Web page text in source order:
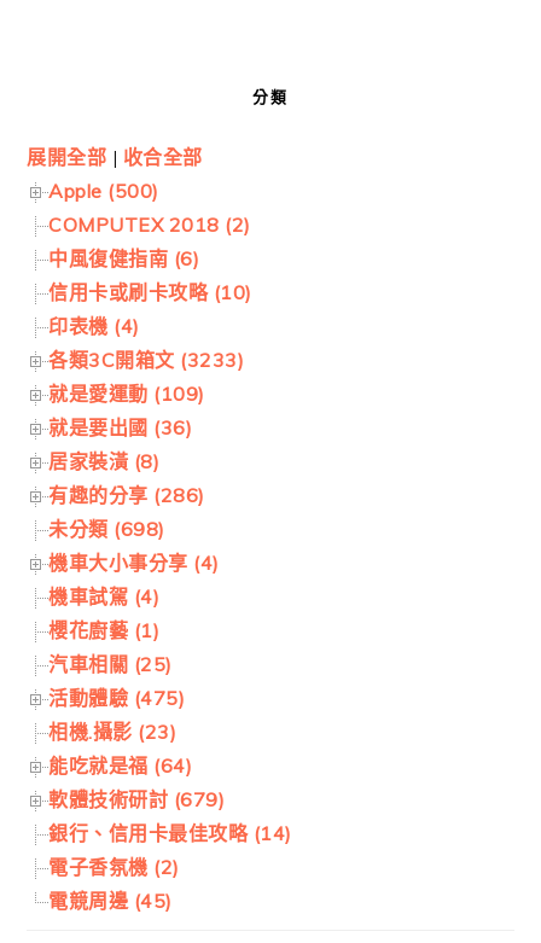
分類
展開全部 | 收合全部
Apple (500)
COMPUTEX 2018 (2)
中風復健指南 (6)
信用卡或刷卡攻略 (10)
印表機 (4)
各類3C開箱文 (3233)
就是愛運動 (109)
就是要出國 (36)
居家裝潢 (8)
有趣的分享 (286)
未分類 (698)
機車大小事分享 (4)
機車試駕 (4)
櫻花廚藝 (1)
汽車相關 (25)
活動體驗 (475)
相機.攝影 (23)
能吃就是福 (64)
軟體技術研討 (679)
銀行、信用卡最佳攻略 (14)
電子香氛機 (2)
電競周邊 (45)